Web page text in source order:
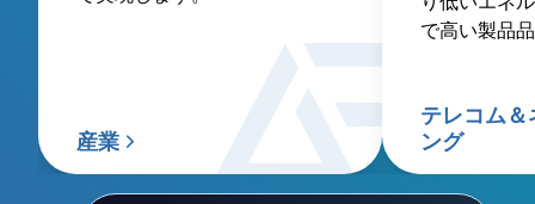
産業
で高い製品
テレコム＆
ング